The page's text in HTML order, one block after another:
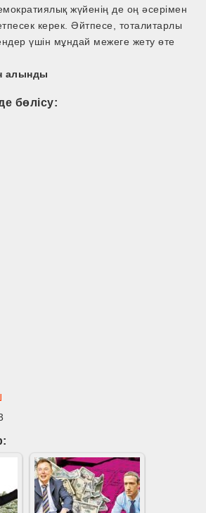
жүйенің де оң әсерімен
керек. Әйтпесе, тоталитарлы
үшін мұндай межеге жету өте
алынды
бөлісу: